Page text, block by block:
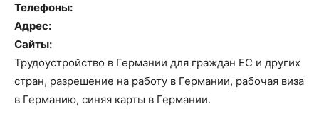
Телефоны:
Адрес:
Сайты:
Трудоустройство в Германии для граждан ЕС и других
стран, разрешение на работу в Германии, рабочая виза
в Германию, синяя карты в Германии.